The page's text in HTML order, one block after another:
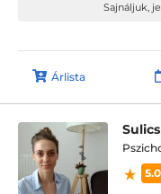
Sajnáljuk,
Árlista
5.0